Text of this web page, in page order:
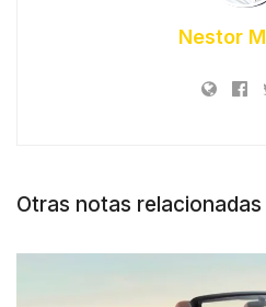
Nestor
Otras notas relacionadas